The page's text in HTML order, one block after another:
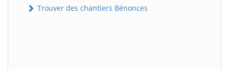
Trouver des chantiers Bénonces